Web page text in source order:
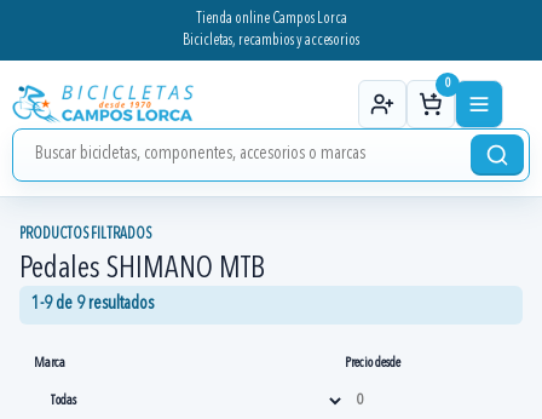
Tienda online Campos Lorca
Bicicletas, recambios y accesorios
0
PRODUCTOS FILTRADOS
Pedales SHIMANO MTB
1-9 de 9 resultados
Marca Precio desde